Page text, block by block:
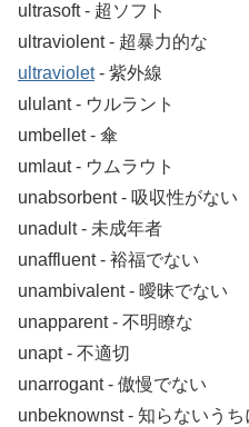
ultrasoft ‐ 超ソフト
ultraviolent ‐ 超暴力的な
ultraviolet‐ 紫外線
ululant ‐ ウルラント
umbellet ‐ 傘
umlaut ‐ ウムラウト
unabsorbent ‐ 吸収性がない
unadult ‐ 未成年者
unaffluent ‐ 裕福でない
unambivalent ‐ 曖昧でない
unapparent ‐ 不明瞭な
unapt ‐ 不適切
unarrogant ‐ 傲慢でない
unbeknownst ‐ 知らないうち